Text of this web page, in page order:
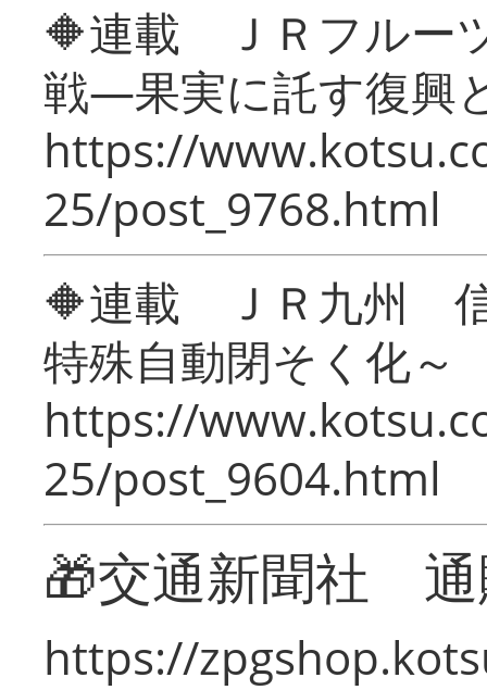
🔶連載 ＪＲフルー
戦―果実に託す復興
https://
25/post_9768.html
🔶連載 ＪＲ九州 信
特殊自動閉そく化～
https://
25/post_9604.html
🎁交通新聞社
https://